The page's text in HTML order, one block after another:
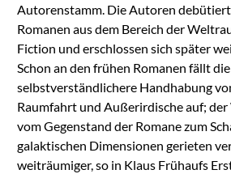
Autorenstamm. Die Autoren
Romanen aus dem Bereich der
Fiction und erschlossen sich später
Schon an den frühen Romanen fällt die
selbstverständlichere Handhabung
Raumfahrt und Außerirdische auf;
vom Gegenstand der Romane zum
galaktischen Dimensionen gerieten
weiträumiger, so in Klaus Frühaufs